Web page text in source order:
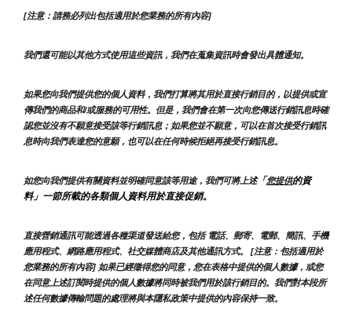
[注意：請務必列出包括適用於您業務的所有內容]
我們還可能以其他方式使用這些資訊，我們在蒐集資訊時會發出具體通知。
如果您向我們提供您的個人資料，我們打算將其用於直接行銷目的，以提供或宣
傳我們的商品和/或服務的可用性。但是，我們會在第一次向您傳送行銷訊息時確
認您並沒有不願意接受該等行銷訊息；如果您並不願意，可以在首次接受行銷訊
息時向我們表達您的意願，也可以在任何時候拒絕再接受行銷訊息。
如您向我們提供有關資料並明確同意該等用途，我們可將上述「您提供的資
料」一節所載的各類個人資料用於直接促銷。
直接營銷通訊可能透過各種渠道發送給您，包括 電話、郵寄、電郵、簡訊、手機
應用程式、網路應用程式、社交媒體商店及其他通訊方式。 [注意：包括適用於
您業務的所有內容] 如果已經徵得您的同意，您在表格中提供的個人數據，或您
在同意上述訂閱時提供的個人數據將同時被我們用於該行銷目的。我們對本段所
述任何數據傳輸問題的處理將與本隱私政策中提供的內容保持一致。